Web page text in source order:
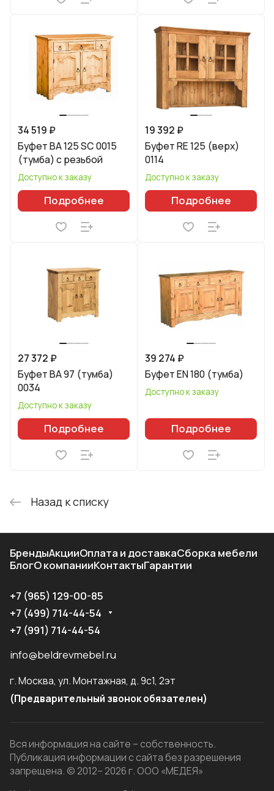
34 519 ₽
Буфет BA 125 SC 0015
(тумба) с резьбой
Доступно к заказу
Подробнее
19 392 ₽
Буфет RE 125 (верх)
0114
Доступно к заказу
Подробнее
27 372 ₽
Буфет BA 97 (тумба)
0034
Доступно к заказу
Подробнее
39 274 ₽
Буфет EN 180 (тумба)
Доступно к заказу
Подробнее
Назад к списку
БрендыАкцииОплата и доставкаСборка мебели
БлогО компанииКонтактыГарантии
+7 (965) 129-00-85
+7 (499) 714-44-54
+7 (991) 714-44-54
info@beldrevmebel.ru
г. Москва, ул. Монтажная, д. 9с1, 2эт
(Предварительный звонок обязателен)
Вся информация на сайте – собственность.
Публикация информации с сайта без разрешения
запрещена. © 2012– 2026 г. ООО «МЕДЕЯ»